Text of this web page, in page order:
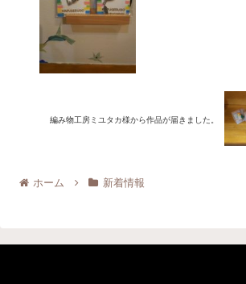
編み物工房ミユタカ様から作品が届きました。
ホーム 新着情報